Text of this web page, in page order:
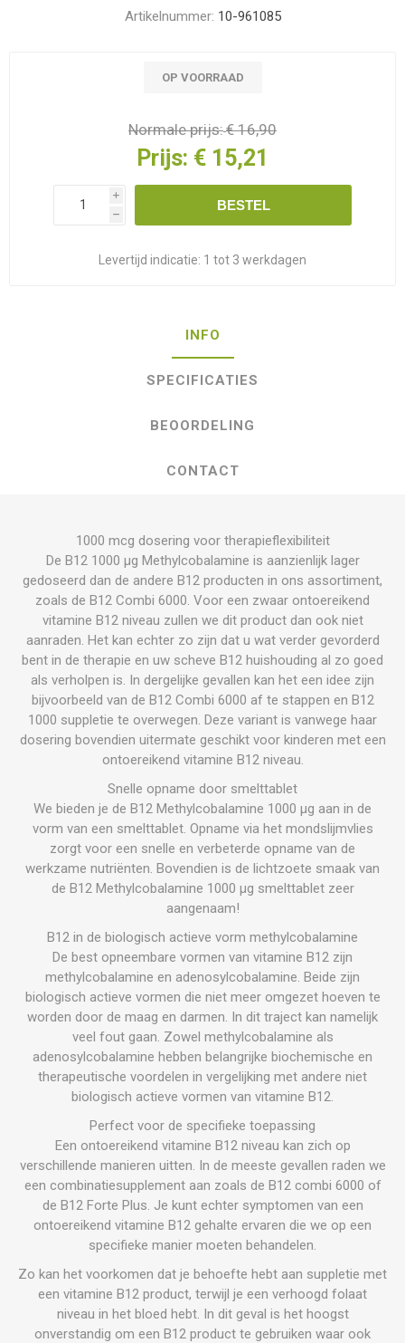
Artikelnummer: 10-961085
OP VOORRAAD
Normale prijs:€ 16,90
Prijs: € 15,21
i
h
BESTEL
Levertijd indicatie: 1 tot 3 werkdagen
INFO
SPECIFICATIES
BEOORDELING
CONTACT
1000 mcg dosering voor therapieflexibiliteit
De B12 1000 µg Methylcobalamine is aanzienlijk lager
gedoseerd dan de andere B12 producten in ons assortiment,
zoals de B12 Combi 6000. Voor een zwaar ontoereikend
vitamine B12 niveau zullen we dit product dan ook niet
aanraden. Het kan echter zo zijn dat u wat verder gevorderd
bent in de therapie en uw scheve B12 huishouding al zo goed
als verholpen is. In dergelijke gevallen kan het een idee zijn
bijvoorbeeld van de B12 Combi 6000 af te stappen en B12
1000 suppletie te overwegen. Deze variant is vanwege haar
dosering bovendien uitermate geschikt voor kinderen met een
ontoereikend vitamine B12 niveau.
Snelle opname door smelttablet
We bieden je de B12 Methylcobalamine 1000 µg aan in de
vorm van een smelttablet. Opname via het mondslijmvlies
zorgt voor een snelle en verbeterde opname van de
werkzame nutriënten. Bovendien is de lichtzoete smaak van
de B12 Methylcobalamine 1000 µg smelttablet zeer
aangenaam!
B12 in de biologisch actieve vorm methylcobalamine
De best opneembare vormen van vitamine B12 zijn
methylcobalamine en adenosylcobalamine. Beide zijn
biologisch actieve vormen die niet meer omgezet hoeven te
worden door de maag en darmen. In dit traject kan namelijk
veel fout gaan. Zowel methylcobalamine als
adenosylcobalamine hebben belangrijke biochemische en
therapeutische voordelen in vergelijking met andere niet
biologisch actieve vormen van vitamine B12.
Perfect voor de specifieke toepassing
Een ontoereikend vitamine B12 niveau kan zich op
verschillende manieren uitten. In de meeste gevallen raden we
een combinatiesupplement aan zoals de B12 combi 6000 of
de B12 Forte Plus. Je kunt echter symptomen van een
ontoereikend vitamine B12 gehalte ervaren die we op een
specifieke manier moeten behandelen.
Zo kan het voorkomen dat je behoefte hebt aan suppletie met
een vitamine B12 product, terwijl je een verhoogd folaat
niveau in het bloed hebt. In dit geval is het hoogst
onverstandig om een B12 product te gebruiken waar ook